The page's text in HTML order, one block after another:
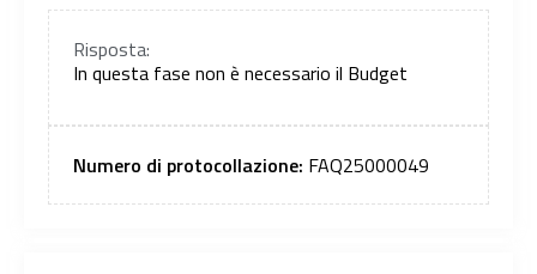
Risposta:
In questa fase non è necessario il Budget
Numero di protocollazione: FAQ25000049